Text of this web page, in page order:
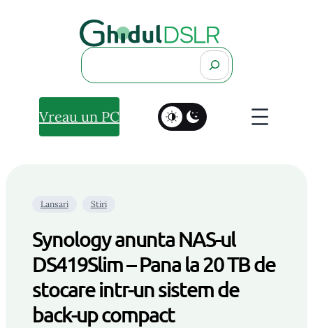
Search
Vreau un PC
Lansari Stiri
Synology anunta NAS-ul
DS419Slim – Pana la 20 TB de
stocare intr-un sistem de
back-up compact